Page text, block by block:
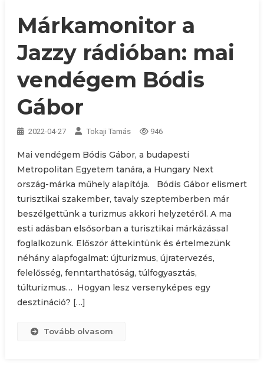
Márkamonitor a
Jazzy rádióban: mai
vendégem Bódis
Gábor
2022-04-27 Tokaji Tamás 946
Mai vendégem Bódis Gábor, a budapesti
Metropolitan Egyetem tanára, a Hungary Next
ország-márka műhely alapítója. Bódis Gábor elismert
turisztikai szakember, tavaly szeptemberben már
beszélgettünk a turizmus akkori helyzetéről. A ma
esti adásban elsősorban a turisztikai márkázással
foglalkozunk. Először áttekintünk és értelmezünk
néhány alapfogalmat: újturizmus, újratervezés,
felelősség, fenntarthatóság, túlfogyasztás,
túlturizmus… Hogyan lesz versenyképes egy
desztináció? […]
Tovább olvasom